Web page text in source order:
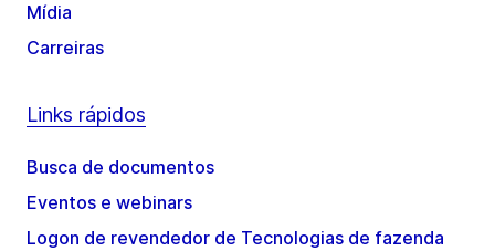
Mídia
Carreiras
Links rápidos
Busca de documentos
Eventos e webinars
Logon de revendedor de Tecnologias de fazenda